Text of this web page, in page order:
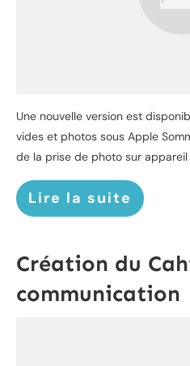
Une nouvelle version est
vides et photos sous Apple
de la prise de photo sur
Lire la suite
Création du
communication